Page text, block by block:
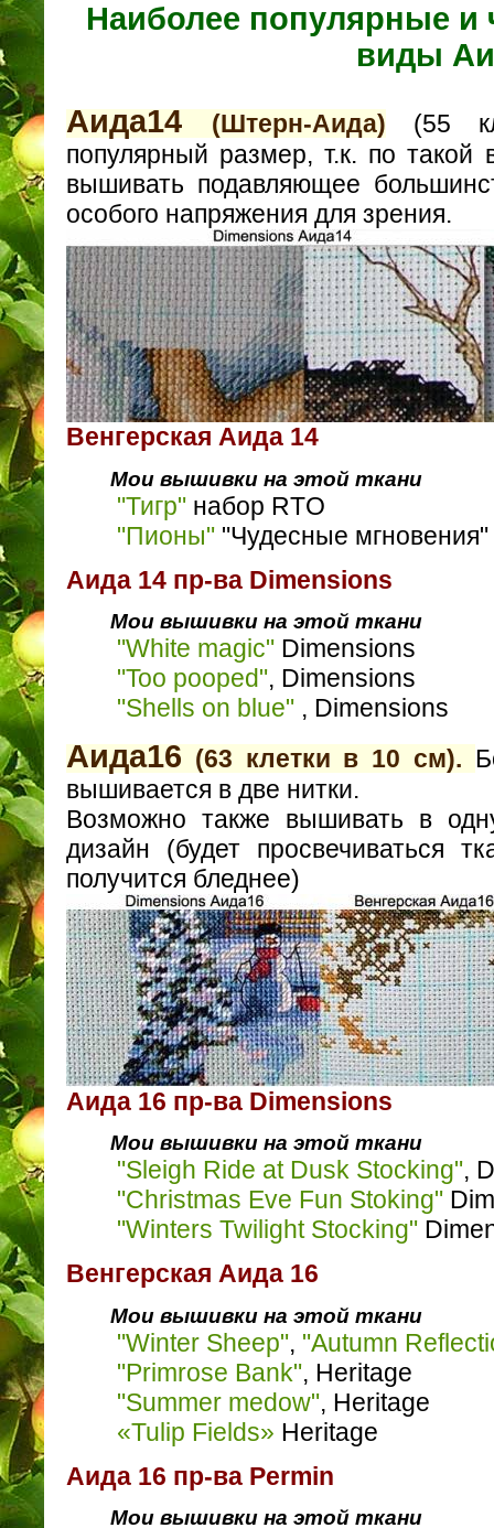
Наиболее популярные и
виды
Aида14
(Штерн-Аида) (55
популярный размер, т.к. по
вышивать подавляющее
особого напряжения для зрения.
Венгерская Аида 14
Мои вышивки на этой ткани
"Тигр" набор RTO
"Пионы" "Чудесные мгновения"
Аида 14 пр-ва Dimensions
Мои вышивки на этой ткани
"White magic" Dimensions
"Too pooped", Dimensions
"Shells on blue" , Dimensions
Aида16 (63 клетки в 10 см).
вышивается в две нитки.
Возможно также вышивать в
дизайн (будет просвечиваться
получится бледнее)
Аида 16 пр-ва Dimensions
Мои вышивки на этой ткани
"Sleigh Ride at Dusk Stocking",
"Christmas Eve Fun Stoking"
"Winters Twilight Stocking"
Венгерская Аида 16
Мои вышивки на этой ткани
"Winter Sheep", "Autumn
"Primrose Bank", Heritage
"Summer medow", Heritage
«Tulip Fields» Heritage
Аида 16 пр-ва Permin
Мои вышивки на этой ткани